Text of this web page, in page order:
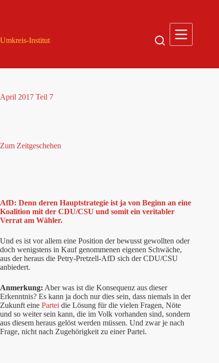
Umkreis-Institut
April 2017 Teil 7
Zum Zeitgeschehen
AfD: Denn deren Hauptstrategie ist ja von Beginn an eine
Koalition mit der CDU/CSU und somit ein veritabler
Verrat am Wähler.
Und es ist vor allem eine Position der bewusst gewollten oder
doch wenigstens in Kauf genommenen eigenen Schwäche,
aus der heraus die Petry-Pretzell-AfD sich der CDU/CSU
anbiedert.
Anmerkung: Aber was ist die Konsequenz aus dieser
Erkenntnis? Es kann ja doch nur dies sein, dass niemals in der
Zukunft eine Partei die Lösung für die vielen Fragen, Nöte
und so weiter sein kann, die im Volk vorhanden sind, sondern
aus diesem heraus gelöst werden müssen. Und zwar je nach
Frage, nicht nach Zugehörigkeit zu einer Partei.